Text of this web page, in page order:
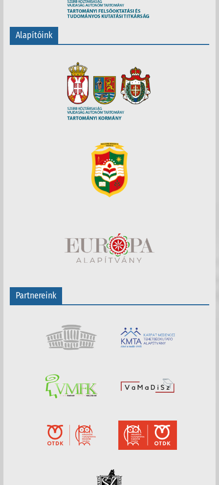
Alapítóink
Partnereink